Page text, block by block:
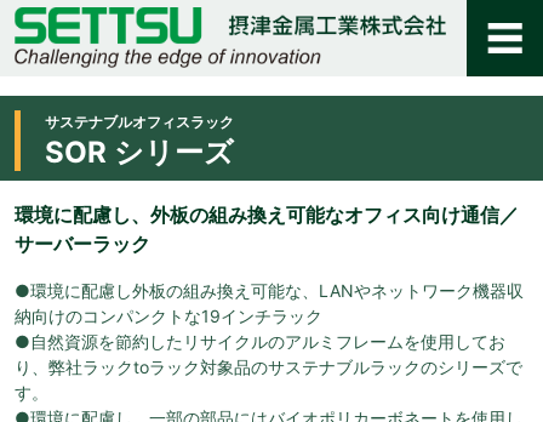
サステナブルオフィスラック
SOR シリーズ
環境に配慮し、外板の組み換え可能なオフィス向け通信／
サーバーラック
●環境に配慮し外板の組み換え可能な、LANやネットワーク機器収
納向けのコンパンクトな19インチラック
●自然資源を節約したリサイクルのアルミフレームを使用してお
り、弊社ラックtoラック対象品のサステナブルラックのシリーズで
す。
●環境に配慮し、一部の部品にはバイオポリカーボネートを使用し